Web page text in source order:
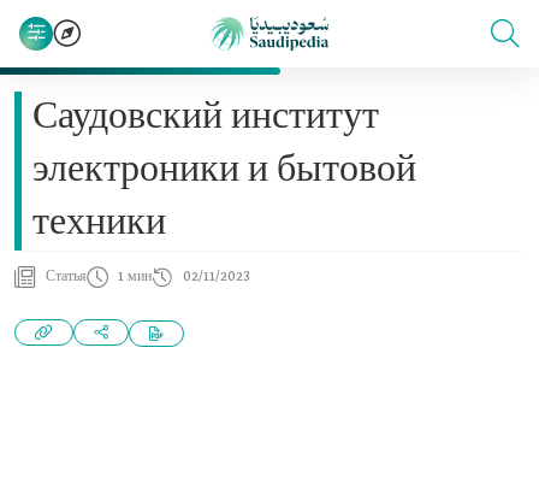
Саудовский институт
электроники и бытовой
техники
Статья 1 мин 02/11/2023